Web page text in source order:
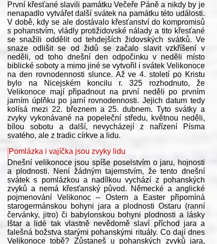
První křesťané slavili památku Večeře Páně a nikdy by je
nenapadlo vytvářet další svátek na památku této události.
V době, kdy se ale dostávalo křesťanství do kompromisů
s pohanstvím, vládly protižidovské nálady a tito křesťané
se snažili oddělit od tehdejších židovských svátků. Ve
snaze odlišit se od židů se začalo slavit vzkříšení v
neděli, od toho dnešní den odpočinku v neděli místo
biblické soboty a mimo jiné se vytvořil i svátek Velikonoce
na den rovnodennosti slunce. Až ve 4. století po Kristu
bylo na Nicejském koncilu r. 325 rozhodnuto, že
Velikonoce mají připadnout na první neděli po prvním
jarním úplňku po jarní rovnodennosti. Jejich datum tedy
kolísá mezi 22. březnem a 25. dubnem. Tyto svátky a
zvyky vykonávané na popeleční středu, květnou neděli,
bílou sobotu a další, nevycházejí z nařízení Písma
svatého, ale z tradic církve a lidu.
Pomlázka i vajíčka jsou zvyky lidu
Dnešní velikonoce jsou spíše poselstvím o jaru, hojnosti
a plodnosti. Není žádným tajemstvím, že tento dnešní
svátek s pomlázkou a nadílkou vychází z pohanských
zvyků a nemá křesťanský původ. Německé a anglické
pojmenování Velikonoc – Ostern a Easter připomíná
starogermánskou bohyni jara a plodnosti Ostaru (ranní
červánky, jitro) či babylonskou bohyni plodnosti a lásky
Ištar a lidé tak vlastně nevědomě slaví příchod jara a
falešná božstva starými pohanskými rituály. Co dají dnes
Velikonoce tobě? Zůstaneš u pohanských zvyků jara,